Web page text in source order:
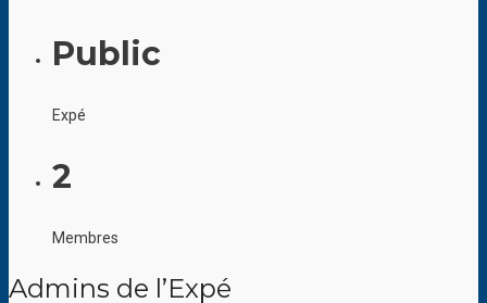
Public
Expé
2
Membres
Admins de l’Expé